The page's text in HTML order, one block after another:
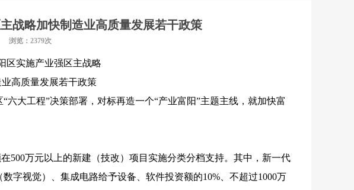
战略加快制造业高质量发展若干政策
浏览：2379次
区实施产业强区主战略
高质量发展若干政策
大工程”决策部署，对标再造一个“产业富阳”主题主线，就加快富
500万元以上的新建（技改）项目实施分类分档支持。其中，新一代
字视觉）、集成电路给予设备、软件投资额的10%、不超过1000万